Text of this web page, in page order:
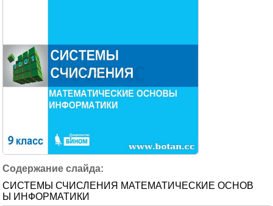
СИСТЕМЫ СЧИСЛЕНИЯ МАТЕМАТИЧЕСКИЕ ОСНОВ
Ы ИНФОРМАТИКИ